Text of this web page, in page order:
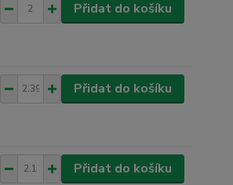
Přidat do košíku
Přidat do košíku
Přidat do košíku